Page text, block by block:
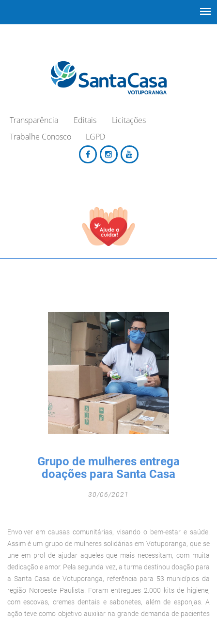
Transparência Editais
Licitações
Trabalhe Conosco
LGPD
TODOS OS CAMPOS SÃO OBRIGATÓRIOS.
Grupo de mulheres entrega
doações para Santa Casa
30/06/2021
Envolver em causas comunitárias, visando o bem-estar e saúde.
Assim é um grupo de mulheres solidárias em Votuporanga, que se
une em prol de ajudar aqueles que mais necessitam, com muita
dedicação e amor. Pela segunda vez, a turma destinou doação para
a Santa Casa de Votuporanga, referência para 53 municípios da
região Noroeste Paulista. Foram entregues 2.000 kits de higiene,
com escovas, cremes dentais e sabonetes, além de esponjas. A
ação teve como objetivo auxiliar na grande demanda de pacientes